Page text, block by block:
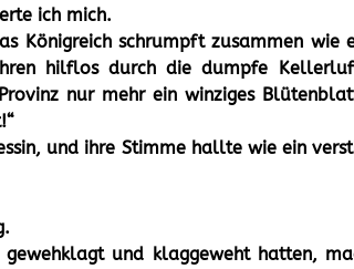
ich mich.
Königreich schrumpft zusammen wie
hilflos durch die dumpfe
nur mehr ein winziges
und ihre Stimme hallte wie ein
und klaggeweht hatten,